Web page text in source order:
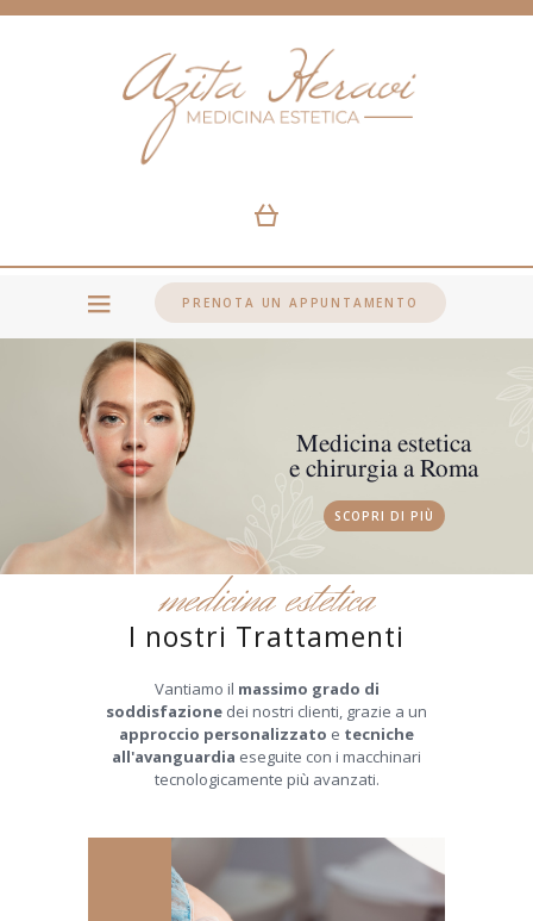
PRENOTA UN APPUNTAMENTO
medicina estetica
I nostri Trattamenti
Vantiamo il massimo grado di
soddisfazione dei nostri clienti, grazie a un
approccio personalizzato e tecniche
all'avanguardia eseguite con i macchinari
tecnologicamente più avanzati.